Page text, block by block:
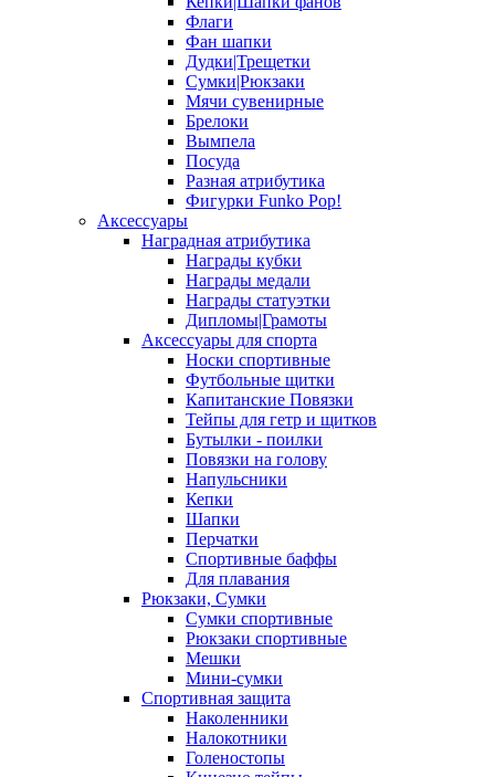
Флаги
Фан шапки
Дудки|Трещетки
Сумки|Рюкзаки
Мячи сувенирные
Брелоки
Вымпела
Посуда
Разная атрибутика
Фигурки Funko Pop!
Аксессуары
Наградная атрибутика
Награды кубки
Награды медали
Награды статуэтки
Дипломы|Грамоты
Аксессуары для спорта
Носки спортивные
Футбольные щитки
Капитанские Повязки
Тейпы для гетр и щитков
Бутылки - поилки
Повязки на голову
Напульсники
Кепки
Шапки
Перчатки
Спортивные баффы
Для плавания
Рюкзаки, Сумки
Сумки спортивные
Рюкзаки спортивные
Мешки
Мини-сумки
Спортивная защита
Наколенники
Налокотники
Голеностопы